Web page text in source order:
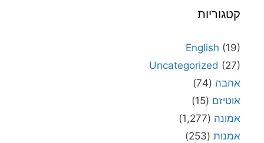
קטגוריות
English (19)
Uncategorized (27)
אהבה (74)
אוטיזם (15)
אמונה (1,277)
אמנות (253)